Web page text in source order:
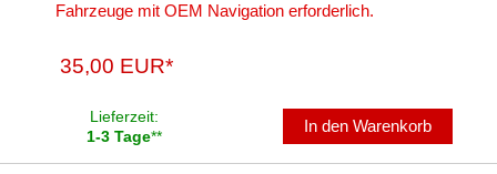
Fahrzeuge mit OEM Navigation erforderlich.
35,00 EUR*
Lieferzeit:
1-3 Tage**
In den Warenkorb